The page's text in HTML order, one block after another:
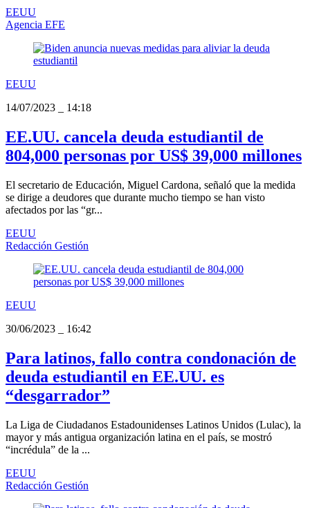
EEUU
Agencia EFE
EEUU
14/07/2023
14:18
EE.UU. cancela deuda estudiantil de
804,000 personas por US$ 39,000 millones
El secretario de Educación, Miguel Cardona, señaló que la medida
se dirige a deudores que durante mucho tiempo se han visto
afectados por las “gr...
EEUU
Redacción Gestión
EEUU
30/06/2023
16:42
Para latinos, fallo contra condonación de
deuda estudiantil en EE.UU. es
“desgarrador”
La Liga de Ciudadanos Estadounidenses Latinos Unidos (Lulac), la
mayor y más antigua organización latina en el país, se mostró
“incrédula” de la ...
EEUU
Redacción Gestión